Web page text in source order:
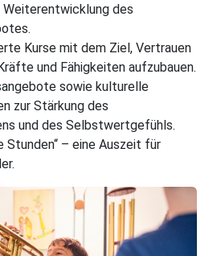
Weiterentwicklung des
Kurse mit dem Ziel, Vertrauen
und Fähigkeiten aufzubauen.
sowie kulturelle
zur Stärkung des
und des Selbstwertgefühls.
Stunden“ – eine Auszeit für